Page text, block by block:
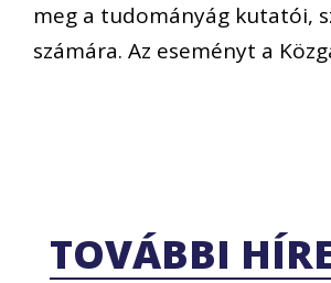
meg a tudományág kutatói,
számára. Az eseményt a
TOVÁBBI